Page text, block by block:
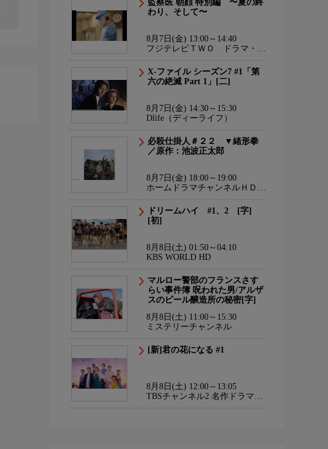
監察医 朝顔 特別編 〜夏の終
わり、そして〜
8月7日(金) 13:00～14:40
フジテレビＴＷＯ ドラマ・ア
X-ファイル シーズン7 #1「第
六の絶滅 Part 1」[二]
8月7日(金) 14:30～15:30
Dlife（ディーライフ）
必殺仕掛人＃２２ ▼緒形拳
／原作：池波正太郎
8月7日(金) 18:00～19:00
ホームドラマチャンネルＨＤ
ドリームハイ #1、2 [字]
[初]
8月8日(土) 01:50～04:10
KBS WORLD HD
マルロー警部のフランスさす
らい事件簿 呪われた男/アルザ
スのビール醸造所の秘密[字]
8月8日(土) 11:00～15:30
ミステリーチャンネル
[新]君の花になる #1
8月8日(土) 12:00～13:05
TBSチャンネル2 名作ドラマ・